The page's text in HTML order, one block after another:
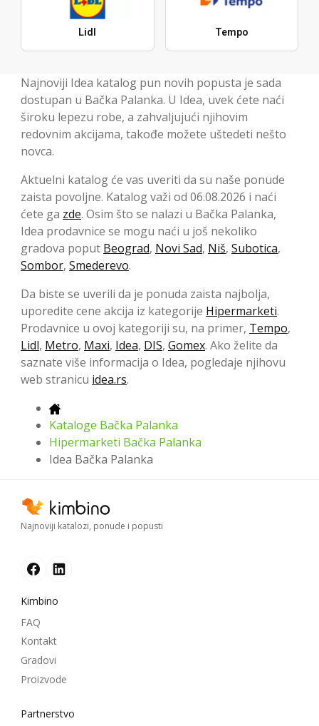
Lidl Tempo
Najnoviji Idea katalog pun novih popusta je sada
dostupan u Bačka Palanka. U Idea, uvek ćete naći
široku lepezu robe, a zahvaljujući njihovim
redovnim akcijama, takođe možete uštedeti nešto
novca.
Aktuelni katalog će vas uveriti da su naše ponude
zaista povoljne. Katalog važi od 06.08.2026 i naći
ćete ga zde. Osim što se nalazi u Bačka Palanka,
Idea prodavnice se mogu naći u još nekoliko
gradova poput Beograd, Novi Sad, Niš, Subotica,
Sombor, Smederevo.
Da biste se uverili da je ponuda zaista najbolja,
uporedite cene akcija iz kategorije Hipermarketi.
Prodavnice u ovoj kategoriji su, na primer, Tempo,
Lidl, Metro, Maxi, Idea, DIS, Gomex. Ako želite da
saznate više informacija o Idea, pogledaje njihovu
web stranicu idea.rs.
Kataloge Bačka Palanka
Hipermarketi Bačka Palanka
Idea Bačka Palanka
Najnoviji katalozi, ponude i popusti
Kimbino
FAQ
Kontakt
Gradovi
Proizvode
Partnerstvo